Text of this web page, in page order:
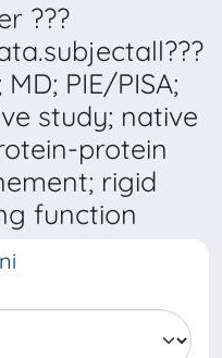
???
PIE/PISA;
study; native
protein
rigid
function